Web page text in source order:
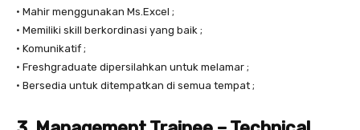
• Mahir menggunakan Ms.Excel ;
• Memiliki skill berkordinasi yang baik ;
• Komunikatif ;
• Freshgraduate dipersilahkan untuk melamar ;
• Bersedia untuk ditempatkan di semua tempat ;